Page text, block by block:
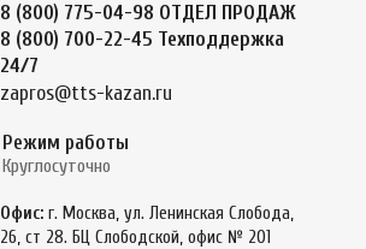
8 (800) 775-04-98 ОТДЕЛ ПРОДАЖ
8 (800) 700-22-45 Техподдержка
24/7
zapros@tts-kazan.ru
Режим работы
Круглосуточно
Офис: г. Москва, ул. Ленинская Слобода,
26, ст 28. БЦ Слободской, офис № 201